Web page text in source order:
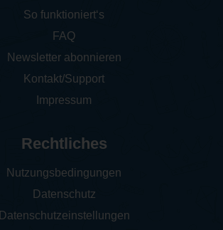
So funktioniert‘s
FAQ
Newsletter abonnieren
Kontakt/Support
Impressum
Rechtliches
Nutzungsbedingungen
Datenschutz
Datenschutzeinstellungen